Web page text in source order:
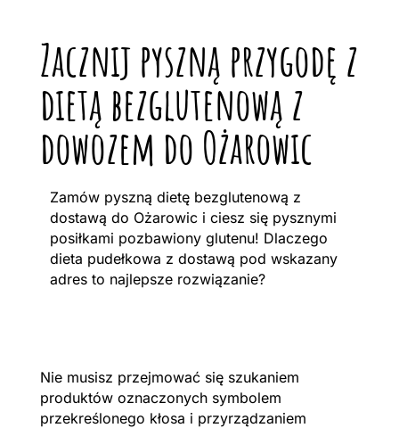
Zacznij pyszną przygodę z
dietą bezglutenową z
dowozem do Ożarowic
Zamów pyszną dietę bezglutenową z
dostawą do Ożarowic i ciesz się pysznymi
posiłkami pozbawiony glutenu! Dlaczego
dieta pudełkowa z dostawą pod wskazany
adres to najlepsze rozwiązanie?
Nie musisz przejmować się szukaniem
produktów oznaczonych symbolem
przekreślonego kłosa i przyrządzaniem